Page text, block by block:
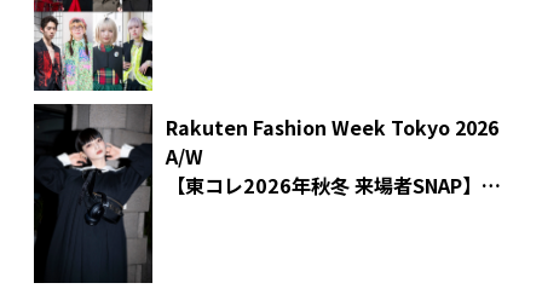
Rakuten Fashion Week Tokyo 2026
A/W
【東コレ2026年秋冬 来場者SNAP】